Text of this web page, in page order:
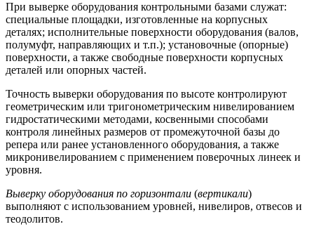
При выверке оборудования контрольными базами служат:
специальные площадки, изготовленные на корпусных
деталях; исполнительные поверхности оборудования (валов,
полумуфт, направляющих и т.п.); установочные (опорные)
поверхности, а также свободные поверхности корпусных
деталей или опорных частей.
Точность выверки оборудования по высоте контролируют
геометрическим или тригонометрическим нивелированием
гидростатическими методами, косвенными способами
контроля линейных размеров от промежуточной базы до
репера или ранее установленного оборудования, а также
микронивелированием с применением поверочных линеек и
уровня.
Выверку оборудования по горизонтали (вертикали)
выполняют с использованием уровней, нивелиров, отвесов и
теодолитов.